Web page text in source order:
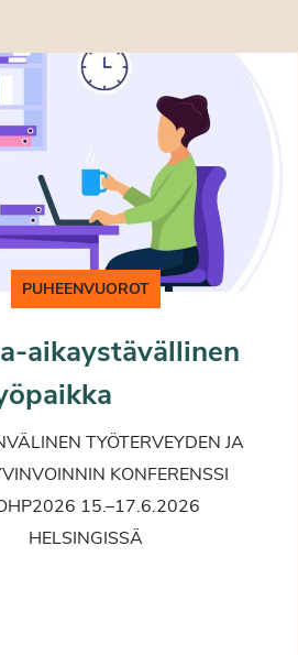
PUHEENVUOROT
aikaystävällinen
TYÖTERVEYDEN JA
KONFERENSSI
15.–17.6.2026
HELSINGISSÄ